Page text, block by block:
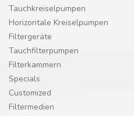
Tauchkreiselpumpen
Horizontale Kreiselpumpen
Filtergeräte
Tauchfilterpumpen
Filterkammern
Specials
Customized
Filtermedien